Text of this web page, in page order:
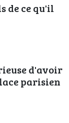
de ce qu'il
d'avoir
parisien